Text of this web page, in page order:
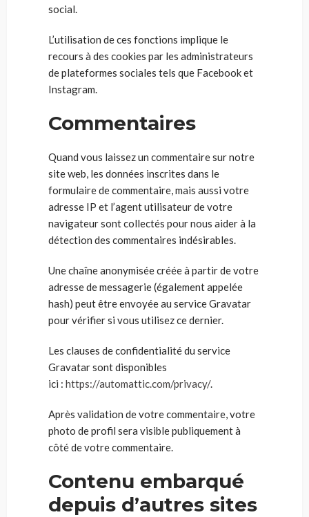
social.
L’utilisation de ces fonctions implique le
recours à des cookies par les administrateurs
de plateformes sociales tels que Facebook et
Instagram.
Commentaires
Quand vous laissez un commentaire sur notre
site web, les données inscrites dans le
formulaire de commentaire, mais aussi votre
adresse IP et l’agent utilisateur de votre
navigateur sont collectés pour nous aider à la
détection des commentaires indésirables.
Une chaîne anonymisée créée à partir de votre
adresse de messagerie (également appelée
hash) peut être envoyée au service Gravatar
pour vérifier si vous utilisez ce dernier.
Les clauses de confidentialité du service
Gravatar sont disponibles
ici : https://automattic.com/privacy/.
Après validation de votre commentaire, votre
photo de profil sera visible publiquement à
côté de votre commentaire.
Contenu embarqué
depuis d’autres sites